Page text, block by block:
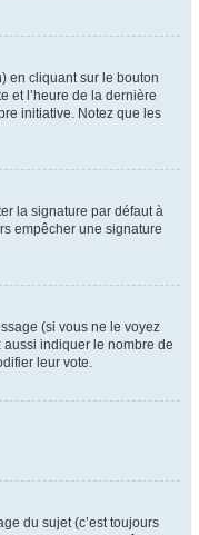
en cliquant sur le bouton
et l’heure de la dernière
initiative. Notez que les
la signature par défaut à
empêcher une signature
(si vous ne le voyez
indiquer le nombre de
leur vote.
du sujet (c’est toujours